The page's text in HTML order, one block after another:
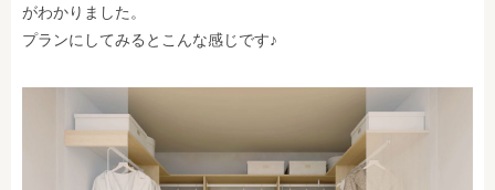
がわかりました。
プランにしてみるとこんな感じです♪